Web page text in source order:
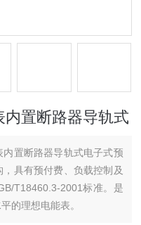
置断路器导轨式
置断路器导轨式电子式预
具有预付费、负载控制及
T18460.3-2001标准。是
的理想电能表。